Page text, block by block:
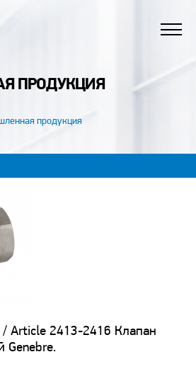
ПРОДУКЦИЯ
продукция
Article 2413-2416 Клапан
Genebre.